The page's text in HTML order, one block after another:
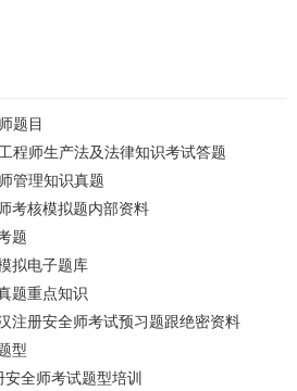
题目
程师生产法及法律知识考试答题
管理知识真题
考核模拟题内部资料
题
拟电子题库
题重点知识
注册安全师考试预习题跟绝密资料
型
全师考试题型培训